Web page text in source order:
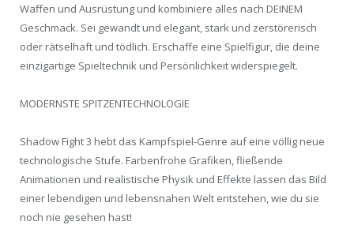
Waffen und Ausrüstung und kombiniere alles nach DEINEM
Geschmack. Sei gewandt und elegant, stark und zerstörerisch
oder rätselhaft und tödlich. Erschaffe eine Spielfigur, die deine
einzigartige Spieltechnik und Persönlichkeit widerspiegelt.
MODERNSTE SPITZENTECHNOLOGIE
Shadow Fight 3 hebt das Kampfspiel-Genre auf eine völlig neue
technologische Stufe. Farbenfrohe Grafiken, fließende
Animationen und realistische Physik und Effekte lassen das Bild
einer lebendigen und lebensnahen Welt entstehen, wie du sie
noch nie gesehen hast!